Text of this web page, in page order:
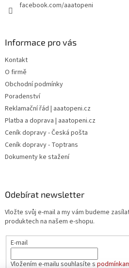
facebook.com/aaatopeni
Informace pro vás
Kontakt
O firmě
Obchodní podmínky
Poradenství
Reklamační řád | aaatopeni.cz
Platba a doprava | aaatopeni.cz
Ceník dopravy - Česká pošta
Ceník dopravy - Toptrans
Dokumenty ke stažení
Odebírat newsletter
Vložte svůj e-mail a my vám budeme
produktech na našem e-shopu.
E-mail
Vložením e-mailu souhlasíte s